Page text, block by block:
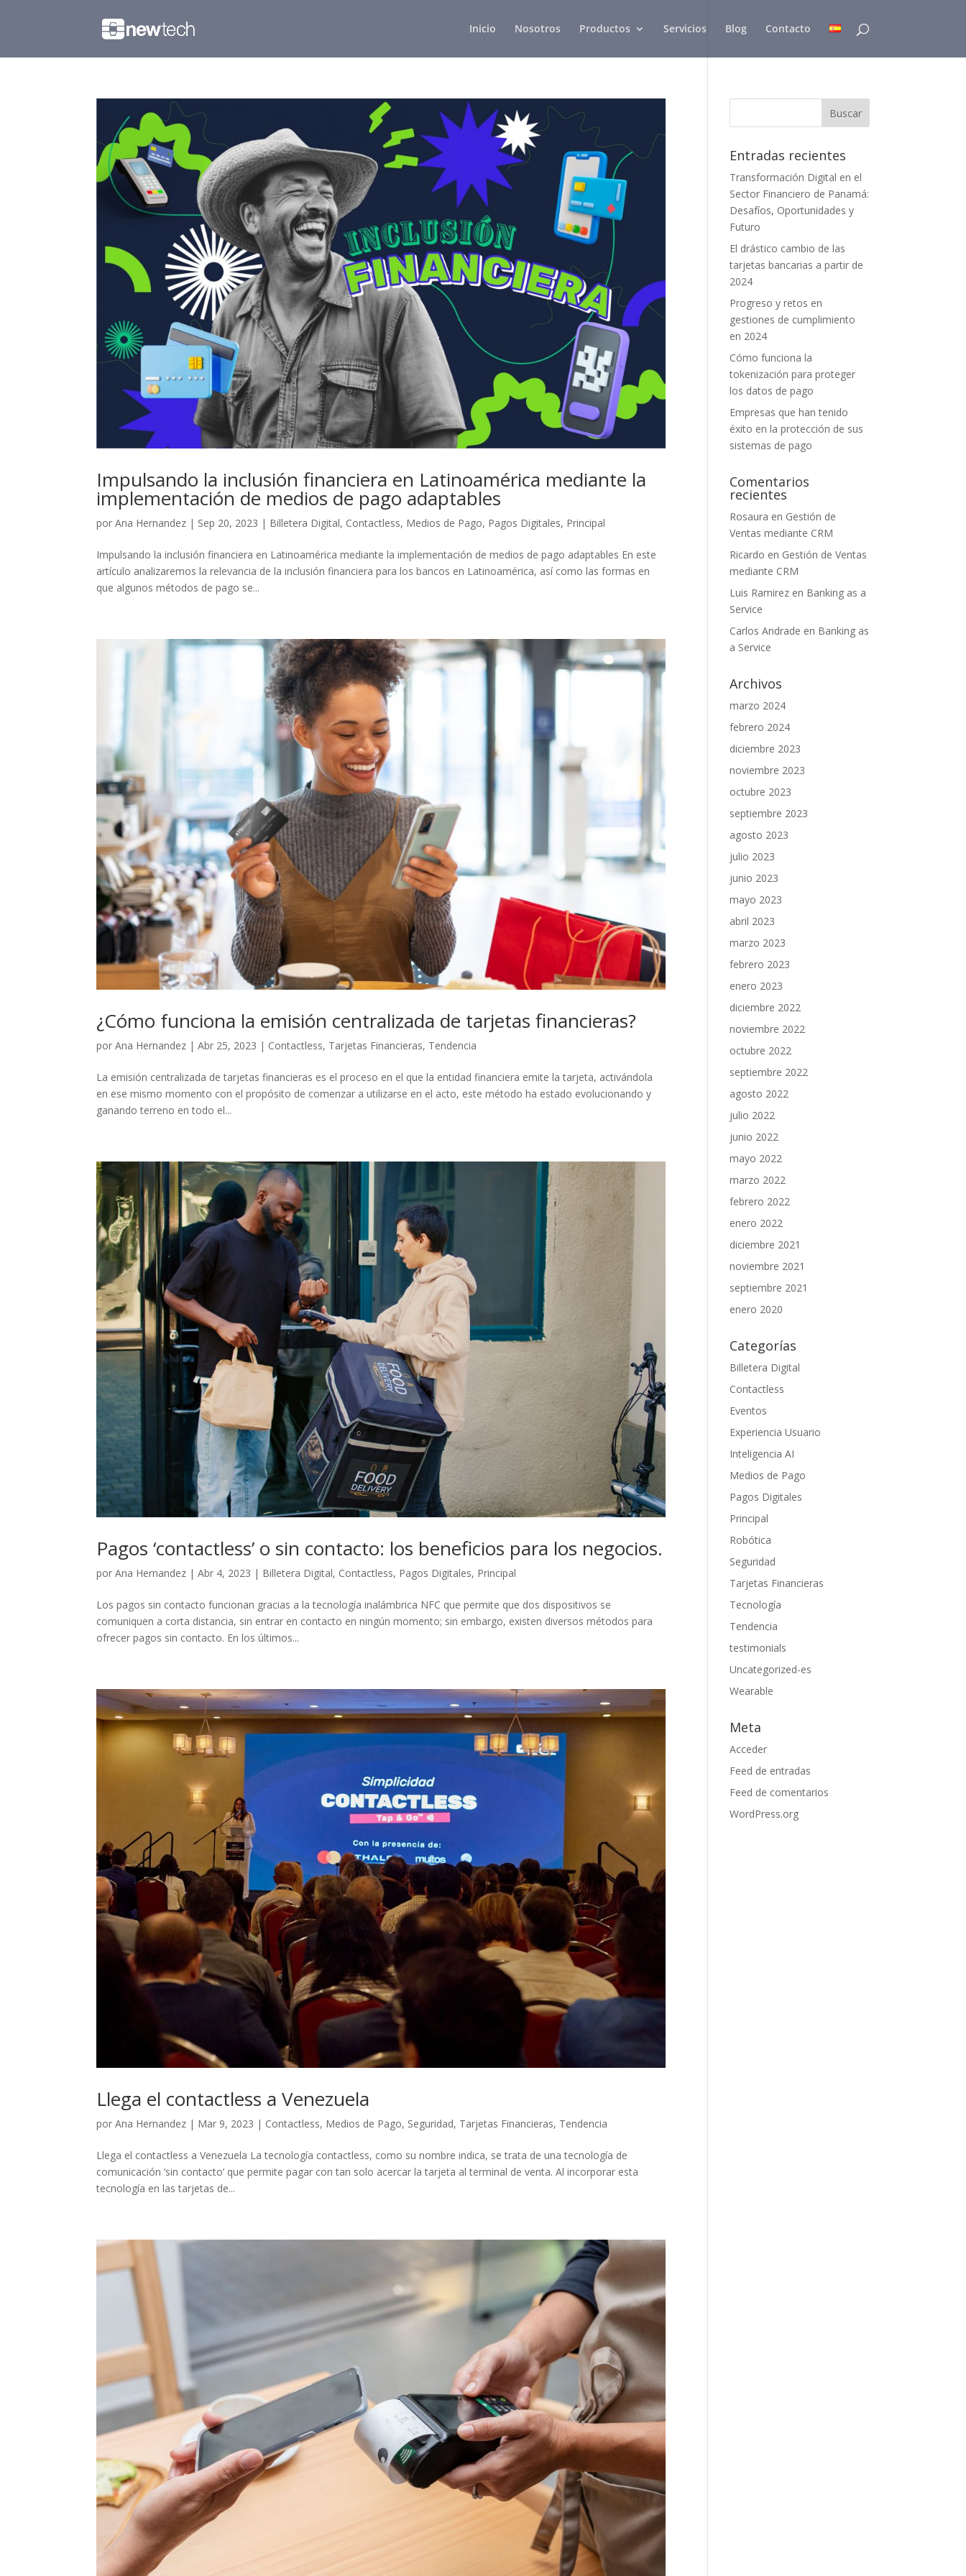
Inicio Nosotros Productos Servicios Blog Contacto
Impulsando la inclusión financiera en Latinoamérica mediante la
implementación de medios de pago adaptables
porAna Hernandez | Sep 20, 2023 | Billetera Digital, Contactless, Medios de Pago, Pagos Digitales, Principal
Impulsando la inclusión financiera en Latinoamérica mediante la implementación de medios de pago adaptables En este
artículo analizaremos la relevancia de la inclusión financiera para los bancos en Latinoamérica, así como las formas en
que algunos métodos de pago se...
¿Cómo funciona la emisión centralizada de tarjetas financieras?
porAna Hernandez |Abr 25, 2023 | Contactless, Tarjetas Financieras, Tendencia
La emisión centralizada de tarjetas financieras es el proceso en el que la entidad financiera emite la tarjeta, activándola
en ese mismo momento con el propósito de comenzar a utilizarse en el acto, este método ha estado evolucionando y
ganando terreno en todo el...
Pagos ‘contactless’ o sin contacto: los beneficios para los negocios.
porAna Hernandez |Abr 4, 2023 | Billetera Digital, Contactless, Pagos Digitales, Principal
Los pagos sin contacto funcionan gracias a la tecnología inalámbrica NFC que permite que dos dispositivos se
comuniquen a corta distancia, sin entrar en contacto en ningún momento; sin embargo, existen diversos métodos para
ofrecer pagos sin contacto. En los últimos...
Llega el contactless a Venezuela
porAna Hernandez | Mar 9, 2023 | Contactless, Medios de Pago, Seguridad, Tarjetas Financieras, Tendencia
Llega el contactless a Venezuela La tecnología contactless, como su nombre indica, se trata de una tecnología de
comunicación ‘sin contacto’ que permite pagar con tan solo acercar la tarjeta al terminal de venta. Al incorporar esta
tecnología en las tarjetas de...
Entradas recientes
Transformación Digital en el
Sector Financiero de Panamá:
Desafíos, Oportunidades y
Futuro
El drástico cambio de las
tarjetas bancarias a partir de
2024
Progreso y retos en
gestiones de cumplimiento
en 2024
Cómo funciona la
tokenización para proteger
los datos de pago
Empresas que han tenido
éxito en la protección de sus
sistemas de pago
Comentarios
recientes
Rosaura en Gestión de
Ventas mediante CRM
Ricardo en Gestión de Ventas
mediante CRM
Luis Ramirez en Banking as a
Service
Carlos Andrade en Banking as
a Service
Archivos
marzo 2024
febrero 2024
diciembre 2023
noviembre 2023
octubre 2023
septiembre 2023
agosto 2023
julio 2023
junio 2023
mayo 2023
abril 2023
marzo 2023
febrero 2023
enero 2023
diciembre 2022
noviembre 2022
octubre 2022
septiembre 2022
agosto 2022
julio 2022
junio 2022
mayo 2022
marzo 2022
febrero 2022
enero 2022
diciembre 2021
noviembre 2021
septiembre 2021
enero 2020
Categorías
Billetera Digital
Contactless
Eventos
Experiencia Usuario
Inteligencia AI
Medios de Pago
Pagos Digitales
Principal
Robótica
Seguridad
Tarjetas Financieras
Tecnología
Tendencia
testimonials
Uncategorized-es
Wearable
Meta
Acceder
Feed de entradas
Feed de comentarios
WordPress.org